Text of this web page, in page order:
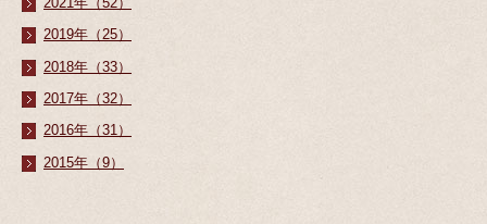
2019年（25）
2018年（33）
2017年（32）
2016年（31）
2015年（9）